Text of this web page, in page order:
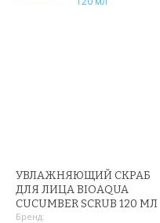
ЗЕРКАЛО С LED
КРЕМ ДЛЯ ЛИЦА
УВЛАЖНЯЮЩИЙ СКРАБ
ДЛЯ ЛИЦА BIOAQUA
CUCUMBER SCRUB 120 МЛ
Бренд: